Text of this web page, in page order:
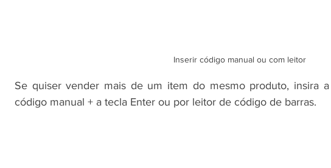
Inserir código manual ou com leitor
Se quiser vender mais de um item do mesmo produto, insira
código manual + a tecla Enter ou por leitor de código de barras.